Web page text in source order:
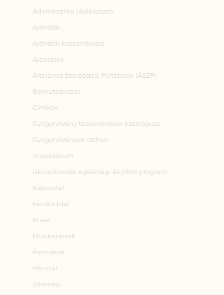
Adatkezelési tájékoztató
Ajándék
Ajándék köszönőoldal
Ajánlások
Általános Szerződési Feltételek (ÁSZF)
Bemutatkozás
Címkék
Gyógynövény teakeverékek katalógusa
Gyógynövények otthon
Impresszum
Iskolai/óvodai egészség‑ és jóllét program
Kapcsolat
Kezdőoldal
Kosár
Munkatársak
Partnerek
Pénztár
Sitemap